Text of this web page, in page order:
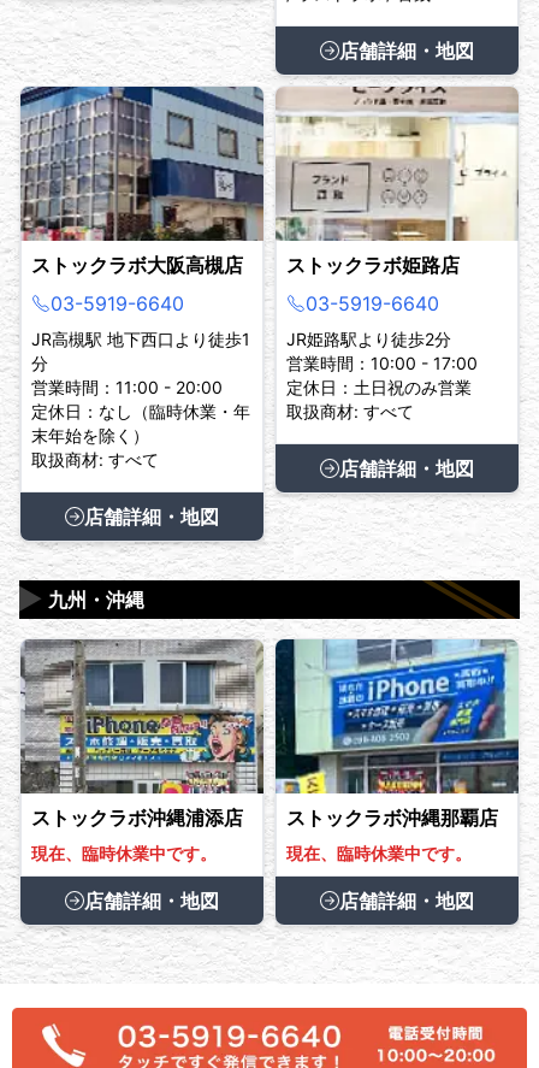
店舗詳細・地図
ストックラボ大阪高槻店
03-5919-6640
JR高槻駅 地下西口より徒歩1
分
営業時間：11:00 - 20:00
定休日：なし（臨時休業・年
末年始を除く）
取扱商材: すべて
店舗詳細・地図
ストックラボ姫路店
03-5919-6640
JR姫路駅より徒歩2分
営業時間：10:00 - 17:00
定休日：土日祝のみ営業
取扱商材: すべて
店舗詳細・地図
九州・沖縄
▶
ストックラボ沖縄浦添店
現在、臨時休業中です。
店舗詳細・地図
ストックラボ沖縄那覇店
現在、臨時休業中です。
店舗詳細・地図